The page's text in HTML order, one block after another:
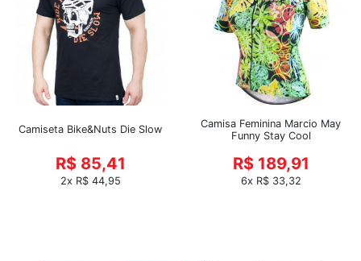
Camiseta Bike&Nuts Die Slow
R$ 85,41
2x R$ 44,95
Camisa Feminina Marcio May
Funny Stay Cool
R$ 189,91
6x R$ 33,32